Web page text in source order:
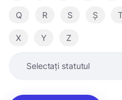
Q R S Ș
X Y Z